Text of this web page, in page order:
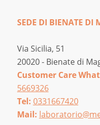
SEDE DI BIENATE DI
Via Sicilia, 51
20020 - Bienate di
Customer Care
5669326
Tel: 0331667420
Mail: